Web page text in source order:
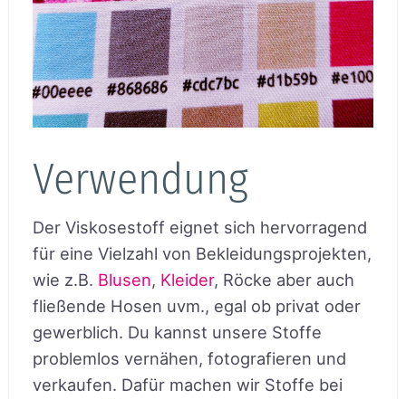
Verwendung
Der Viskosestoff eignet sich hervorragend
für eine Vielzahl von Bekleidungsprojekten,
wie z.B. Blusen, Kleider, Röcke aber auch
fließende Hosen uvm., egal ob privat oder
gewerblich. Du kannst unsere Stoffe
problemlos vernähen, fotografieren und
verkaufen. Dafür machen wir Stoffe bei